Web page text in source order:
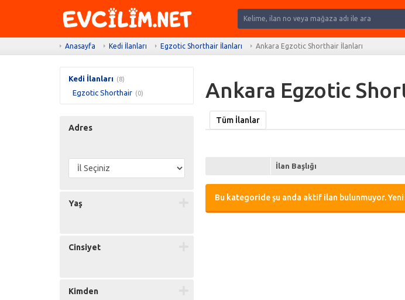
Anasayfa Kedi İlanları Egzotic Shorthair İlanları Ankara Egzotic Shorthair İlanları
Kedi İlanları (8)
Egzotic Shorthair (0)
Adres
Yaş
Cinsiyet
Kimden
Ankara Egzotic
Tüm İlanlar
İlan Başlığı
Bu kategoride şu anda aktif ilan bulunmuyor.